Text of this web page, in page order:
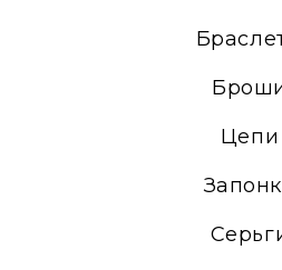
Цепи